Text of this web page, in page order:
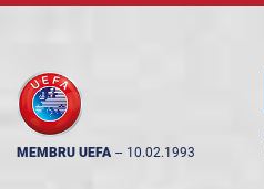
MEMBRU UEFA -- 10.02.1993